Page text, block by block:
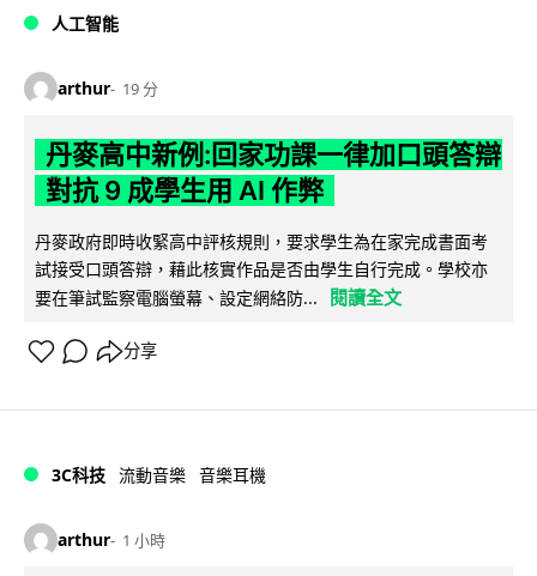
人工智能
arthur 19 分
丹麥高中新例:回家功課一律加口頭答辯
對抗 9 成學生用 AI 作弊
丹麥政府即時收緊高中評核規則，要求學生為在家完成書面考
試接受口頭答辯，藉此核實作品是否由學生自行完成。學校亦
要在筆試監察電腦螢幕、設定網絡防...
閱讀全文
分享
3C科技 流動音樂 音樂耳機
arthur 1 小時